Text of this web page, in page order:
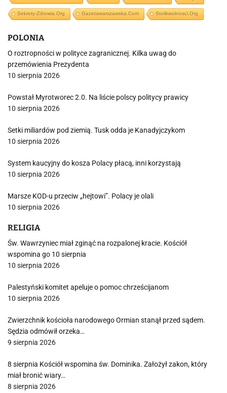
Sekrety-Zdrowia.org Gazetawarszawska.com Stolikwolnosci.org
POLONIA
O roztropności w polityce zagranicznej. Kilka uwag do
przemówienia Prezydenta
10 sierpnia 2026
Powstał Myrotworec 2.0. Na liście polscy politycy prawicy
10 sierpnia 2026
Setki miliardów pod ziemią. Tusk odda je Kanadyjczykom
10 sierpnia 2026
System kaucyjny do kosza Polacy płacą, inni korzystają
10 sierpnia 2026
Marsze KOD-u przeciw „hejtowi”. Polacy je olali
10 sierpnia 2026
RELIGIA
Św. Wawrzyniec miał zginąć na rozpalonej kracie. Kościół
wspomina go 10 sierpnia
10 sierpnia 2026
Palestyński komitet apeluje o pomoc chrześcijanom
10 sierpnia 2026
Zwierzchnik kościoła narodowego Ormian stanął przed sądem.
Sędzia odmówił orzeka…
9 sierpnia 2026
8 sierpnia Kościół wspomina św. Dominika. Założył zakon, który
miał bronić wiary…
8 sierpnia 2026